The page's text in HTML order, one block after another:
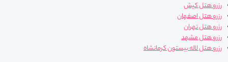
رزرو هتل کیش
رزرو هتل اصفهان
رزرو هتل تهران
رزرو هتل مشهد
رزرو هتل لاله بیستون کرمانشاه